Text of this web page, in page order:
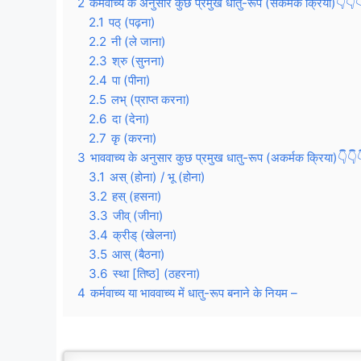
2.1 पठ् (पढ़ना)
2.2 नी (ले जाना)
2.3 श्रु (सुनना)
2.4 पा (पीना)
2.5 लभ् (प्राप्त करना)
2.6 दा (देना)
2.7 कृ (करना)
3 भाववाच्य के अनुसार कुछ प्रमुख धातु-रूप (अकर्मक
3.1 अस् (होना) / भू (होना)
3.2 हस् (हसना)
3.3 जीव् (जीना)
3.4 क्रीड् (खेलना)
3.5 आस् (बैठना)
3.6 स्था [तिष्ठ] (ठहरना)
4 कर्मवाच्य या भाववाच्य में धातु-रूप बनाने के नियम –